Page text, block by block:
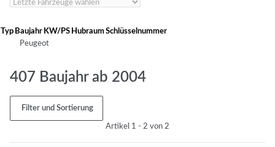
Typ Baujahr KW/PS HubraumSchlüsselnummer
Peugeot
407 Baujahr ab 2004
Filter und Sortierung
Artikel 1 - 2 von 2